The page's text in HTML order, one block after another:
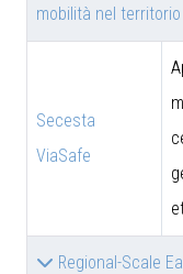
mobilità nel
Secesta
ViaSafe
Regional-Scale